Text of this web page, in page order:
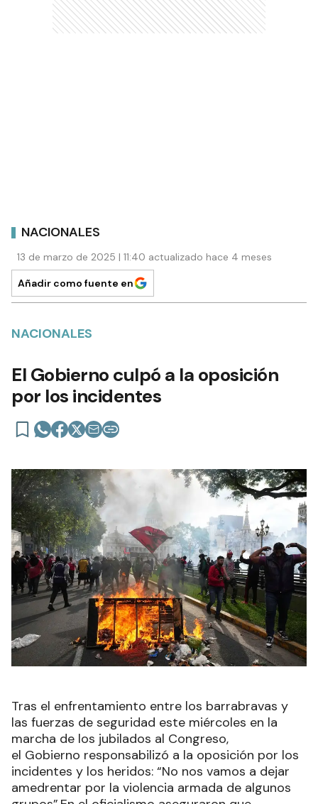
NACIONALES
13 de marzo de 2025 | 11:40 actualizado hace 4 meses
Añadir como fuente en
NACIONALES
El Gobierno culpó a la oposición
por los incidentes
Tras el enfrentamiento entre los barrabravas y
las fuerzas de seguridad este miércoles en la
marcha de los jubilados al Congreso,
el Gobierno responsabilizó a la oposición por los
incidentes y los heridos: “No nos vamos a dejar
amedrentar por la violencia armada de algunos